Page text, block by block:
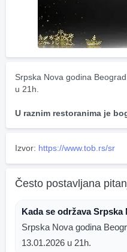
Srpska Nova godina
u 21h.
U raznim restoranima je
Izvor: https://www.tob.rs/sr
Često postavljana
Kada se održava Srpska
Srpska Nova godina
13.01.2026 u 21h.